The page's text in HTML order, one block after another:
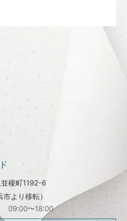
榎町1192-6
より移転）
09:00〜18:00